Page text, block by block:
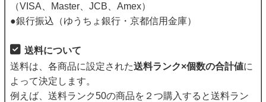
（VISA、Master、JCB、Amex）
●銀行振込（ゆうちょ銀行・京都信用金庫）
送料について
送料は、各商品に設定された送料ランク×個数の合計値に
よって決定します。
例えば、送料ランク50の商品を２つ購入すると送料ラン